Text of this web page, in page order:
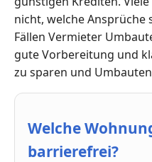
nicht, welche Ansprüche
Fällen Vermieter
gute Vorbereitung und
zu sparen und
Welche
barrierefrei?